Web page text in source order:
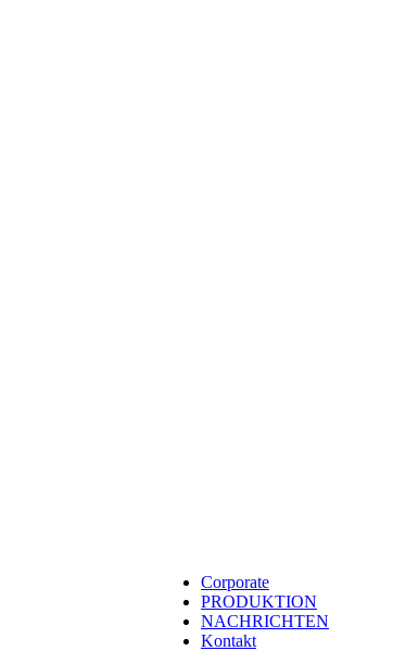
Corporate
PRODUKTION
NACHRICHTEN
Kontakt